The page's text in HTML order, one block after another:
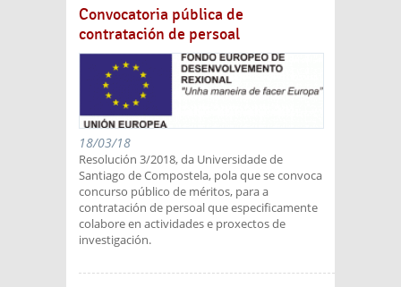
Convocatoria pública de
contratación de persoal
18/03/18
Resolución 3/2018, da Universidade de
Santiago de Compostela, pola que se convoca
concurso público de méritos, para a
contratación de persoal que especificamente
colabore en actividades e proxectos de
investigación.